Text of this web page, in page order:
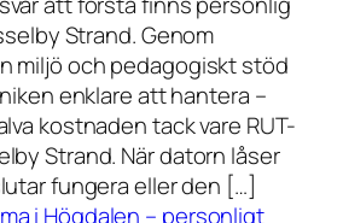
Strand. Genom
miljö och pedagogiskt stöd
enklare att hantera –
kostnaden tack vare RUT-
Strand. När datorn låser
fungera eller den […]
i Högdalen – personligt